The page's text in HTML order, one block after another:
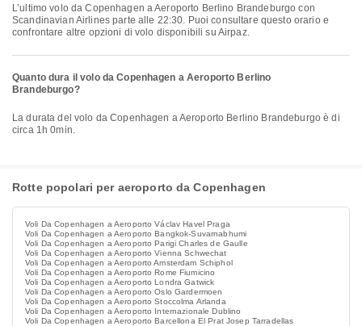
L’ultimo volo da Copenhagen a Aeroporto Berlino Brandeburgo con
Scandinavian Airlines parte alle 22:30. Puoi consultare questo orario e
confrontare altre opzioni di volo disponibili su Airpaz.
Quanto dura il volo da Copenhagen a Aeroporto Berlino
Brandeburgo?
La durata del volo da Copenhagen a Aeroporto Berlino Brandeburgo è di
circa 1h 0min.
Rotte popolari per aeroporto da Copenhagen
Voli Da Copenhagen a Aeroporto Václav Havel Praga
Voli Da Copenhagen a Aeroporto Bangkok-Suvarnabhumi
Voli Da Copenhagen a Aeroporto Parigi Charles de Gaulle
Voli Da Copenhagen a Aeroporto Vienna Schwechat
Voli Da Copenhagen a Aeroporto Amsterdam Schiphol
Voli Da Copenhagen a Aeroporto Rome Fiumicino
Voli Da Copenhagen a Aeroporto Londra Gatwick
Voli Da Copenhagen a Aeroporto Oslo Gardermoen
Voli Da Copenhagen a Aeroporto Stoccolma Arlanda
Voli Da Copenhagen a Aeroporto Internazionale Dublino
Voli Da Copenhagen a Aeroporto Barcellona El Prat Josep Tarradellas